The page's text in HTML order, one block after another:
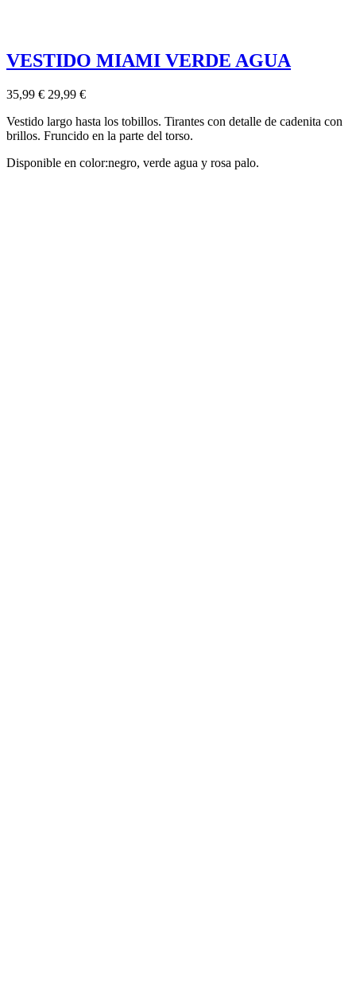
VESTIDO MIAMI VERDE AGUA
35,99 € 29,99 €
Vestido largo hasta los tobillos. Tirantes con detalle de cadenita con
brillos. Fruncido en la parte del torso.
Disponible en color:negro, verde agua y rosa palo.